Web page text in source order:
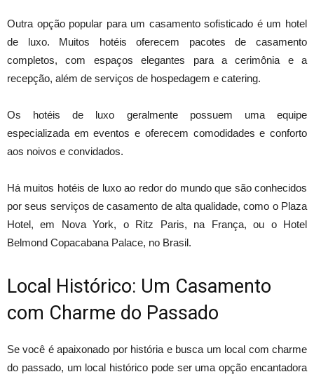
Outra opção popular para um casamento sofisticado é um hotel
de luxo. Muitos hotéis oferecem pacotes de casamento
completos, com espaços elegantes para a cerimônia e a
recepção, além de serviços de hospedagem e catering.
Os hotéis de luxo geralmente possuem uma equipe
especializada em eventos e oferecem comodidades e conforto
aos noivos e convidados.
Há muitos hotéis de luxo ao redor do mundo que são conhecidos
por seus serviços de casamento de alta qualidade, como o Plaza
Hotel, em Nova York, o Ritz Paris, na França, ou o Hotel
Belmond Copacabana Palace, no Brasil.
Local Histórico: Um Casamento
com Charme do Passado
Se você é apaixonado por história e busca um local com charme
do passado, um local histórico pode ser uma opção encantadora